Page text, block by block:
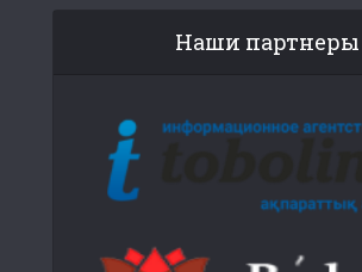
Наши партнеры